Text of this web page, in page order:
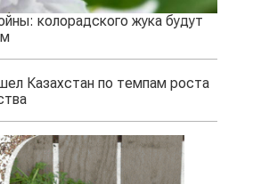
колорадского жука будут
Казахстан по темпам роста